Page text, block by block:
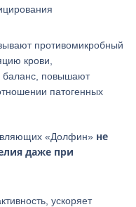
противомикробный
крови,
баланс, повышают
патогенных
«Долфин» не
даже при
ускоряет